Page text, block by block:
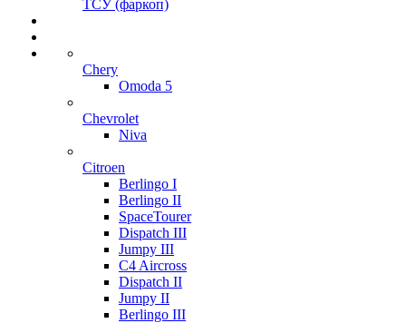
ТСУ (фаркоп)
Chery
Omoda 5
Chevrolet
Niva
Citroen
Berlingo I
Berlingo II
SpaceTourer
Dispatch III
Jumpy III
C4 Aircross
Dispatch II
Jumpy II
Berlingo III